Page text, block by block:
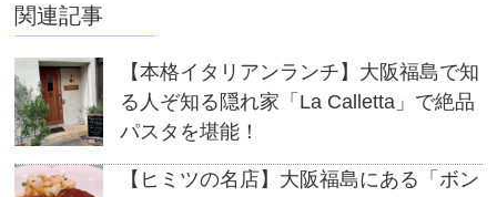
ウ
ィ
ン
ウ
で
開
き
ま
す)
だ
ウ
ウ
で
開
き
ま
す)
関連記事
【本格イタリアンランチ】大阪福島で知
る人ぞ知る隠れ家「La Calletta」で絶品
パスタを堪能！
【ヒミツの名店】大阪福島にある「ボン